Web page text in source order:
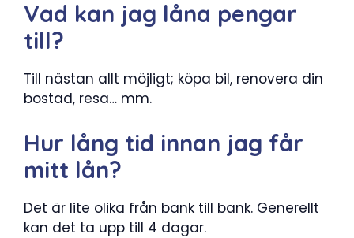
Vad kan jag låna pengar
till?
Till nästan allt möjligt; köpa bil, renovera din
bostad, resa… mm.
Hur lång tid innan jag får
mitt lån?
Det är lite olika från bank till bank. Generellt
kan det ta upp till 4 dagar.